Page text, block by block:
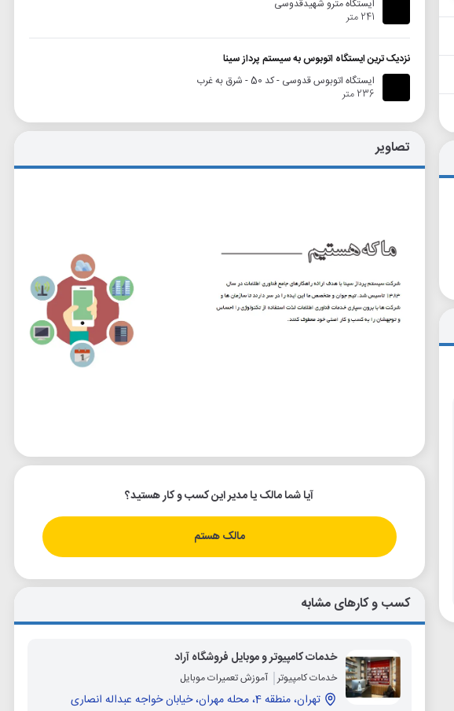
ایستگاه مترو شهیدقدوسی
241 متر
نزدیک ترین ایستگاه اتوبوس به سیستم پرداز سینا
ایستگاه اتوبوس قدوسی - کد 50 - شرق به غرب
236 متر
تصاویر
آیا شما مالک یا مدیر این کسب و کار هستید؟
مالک هستم
کسب و کارهای مشابه
خدمات کامپیوتر و موبایل فروشگاه آراد
خدمات کامپیوتر آموزش تعمیرات موبایل
تهران، منطقه 4، محله مهران، خیابان خواجه عبداله انصاری